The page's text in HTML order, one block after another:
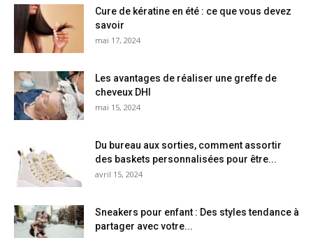
Cure de kératine en été : ce que vous devez
savoir
mai 17, 2024
Les avantages de réaliser une greffe de
cheveux DHI
mai 15, 2024
Du bureau aux sorties, comment assortir
des baskets personnalisées pour être...
avril 15, 2024
Sneakers pour enfant : Des styles tendance à
partager avec votre...